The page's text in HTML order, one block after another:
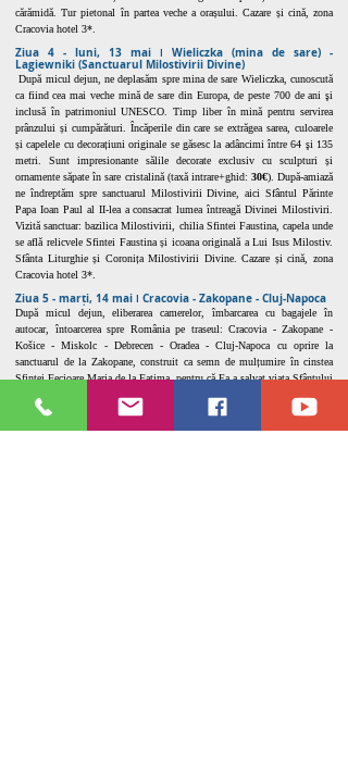
cărămidă. Tur pietonal în partea veche a orașului. Cazare și cină, zona
Cracovia hotel 3*.
Ziua 4 - luni, 13 mai ǀ Wieliczka (mina de sare) -
Lagiewniki (Sanctuarul Milostivirii Divine)
După micul dejun, ne deplasăm spre mina de sare Wieliczka, cunoscută
ca fiind cea mai veche mină de sare din Europa, de peste 700 de ani şi
inclusă în patrimoniul UNESCO. Timp liber în mină pentru servirea
prânzului și cumpărături. Încăperile din care se extrăgea sarea, culoarele
și capelele cu decorațiuni originale se găsesc la adâncimi între 64 şi 135
metri. Sunt impresionante sălile decorate exclusiv cu sculpturi și
ornamente săpate în sare cristalină (taxă intrare+ghid: 30€). După-amiază
ne îndreptăm spre sanctuarul Milostivirii Divine, aici Sfântul Părinte
Papa Ioan Paul al II-lea a consacrat lumea întreagă Divinei Milostiviri.
Vizită sanctuar: bazilica Milostivirii, chilia Sfintei Faustina, capela unde
se află relicvele Sfintei Faustina și icoana originală a Lui Isus Milostiv.
Sfânta Liturghie și Coronița Milostivirii Divine. Cazare și cină, zona
Cracovia hotel 3*.
Ziua 5 - marți, 14 mai ǀ Cracovia - Zakopane - Cluj-Napoca
După micul dejun, eliberarea camerelor, îmbarcarea cu bagajele în
autocar, întoarcerea spre România pe traseul: Cracovia - Zakopane -
Košice - Miskolc - Debrecen - Oradea - Cluj-Napoca cu oprire la
sanctuarul de la Zakopane, construit ca semn de mulțumire în cinstea
Sfintei Fecioare Maria de la Fatima, pentru că Ea a salvat viața Sfântului
Timp liber pentru servirea prânzului, cumpărături sau plimbare. Sosirea